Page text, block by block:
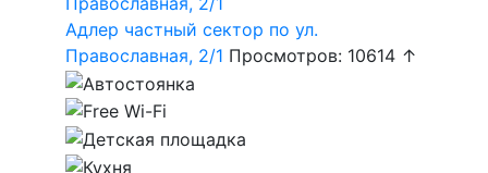
Адлер частный сектор по ул.
Православная, 2/1 Просмотров: 10614 ↑